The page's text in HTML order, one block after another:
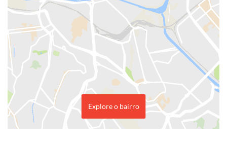
Explore o bairro